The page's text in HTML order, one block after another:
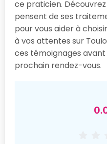
ce praticien.
pensent de ses
pour vous aider à
à vos attentes sur
ces témoignages
prochain rendez-vous.